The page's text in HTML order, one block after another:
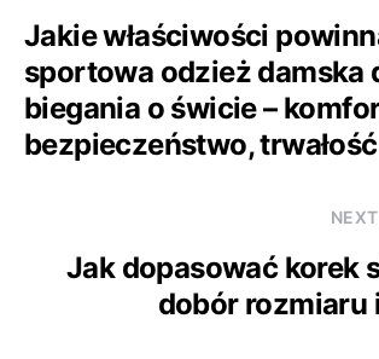
Jakie właściwości
sportowa odzież damska
biegania o świcie –
bezpieczeństwo, trwałość
Jak dopasować korek
dobór rozmiaru